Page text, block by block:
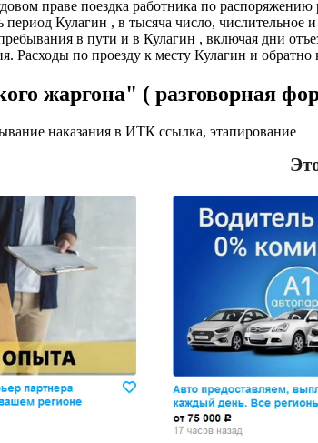
праве поездка работника по
Кулагин , в тысяча число,
в пути и в Кулагин , включая дни
Расходы по проезду к месту Кулагин и
жаргона" ( разговорная
наказания в ИТК ссылка, этапиpование